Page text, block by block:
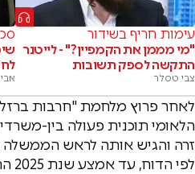
עימות חריף בשידור
"מי מממן את הקמפיין?" - לייטנר
התקשה לספק תשובות
צבי טסלר
לאחר פרוץ מלחמת "חרבות
הלאומי תוכנית פעולה בין-